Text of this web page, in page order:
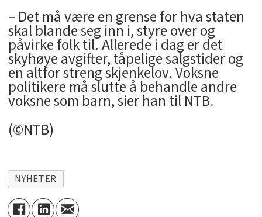
– Det må være en grense for hva staten
skal blande seg inn i, styre over og
påvirke folk til. Allerede i dag er det
skyhøye avgifter, tåpelige salgstider og
en altfor streng skjenkelov. Voksne
politikere må slutte å behandle andre
voksne som barn, sier han til NTB.
(©NTB)
NYHETER